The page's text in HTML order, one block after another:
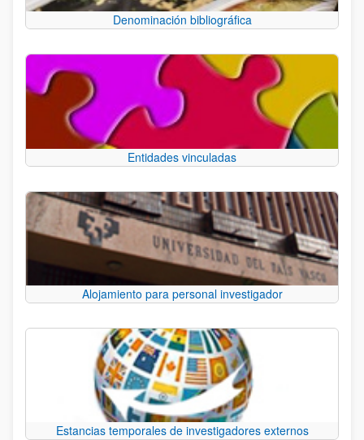
Denominación bibliográfica
Entidades vinculadas
Alojamiento para personal investigador
Estancias temporales de investigadores externos